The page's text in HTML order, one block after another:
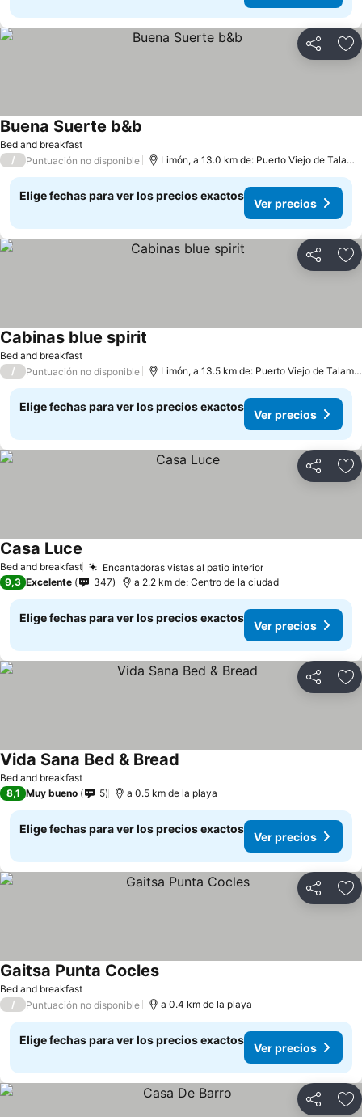
Compartir
Bed and breakfast
Buena Suerte b&b
/ Puntuación no disponible Limón, a 13.0 km de: Puerto Viejo de Talamanca
Elige fechas para ver los precios exactos
Ver precios
Compartir
Bed and breakfast
Cabinas blue spirit
/ Puntuación no disponible Limón, a 13.5 km de: Puerto Viejo de Talamanca
Elige fechas para ver los precios exactos
Ver precios
Compartir
Bed and breakfast Encantadoras vistas al patio interior
Casa Luce
9,3 Excelente 347 a 2.2 km de: Centro de la ciudad
Elige fechas para ver los precios exactos
Ver precios
Compartir
Bed and breakfast
Vida Sana Bed & Bread
8,1 Muy bueno 5 a 0.5 km de la playa
Elige fechas para ver los precios exactos
Ver precios
Compartir
Bed and breakfast
Gaitsa Punta Cocles
/ Puntuación no disponible a 0.4 km de la playa
Elige fechas para ver los precios exactos
Ver precios
Compartir